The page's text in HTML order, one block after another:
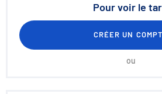
Pour voir le
CRÉER UN
ou